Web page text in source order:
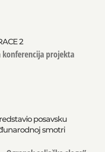
2
projekta
posavsku
smotri